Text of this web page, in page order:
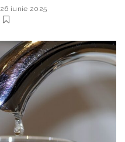
26 iunie 2025